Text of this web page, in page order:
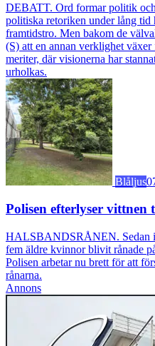
DEBATT. Ord formar politik
politiska retoriken under lång tid
framtidstro. Men bakom de
(S) att en annan verklighet
meriter, där visionerna har
urholkas.
Blåljus
Polisen efterlyser vittnen
HALSBANDSRÅNEN. Sedan i
fem äldre kvinnor blivit rånade
Polisen arbetar nu brett för att
rånarna.
Annons